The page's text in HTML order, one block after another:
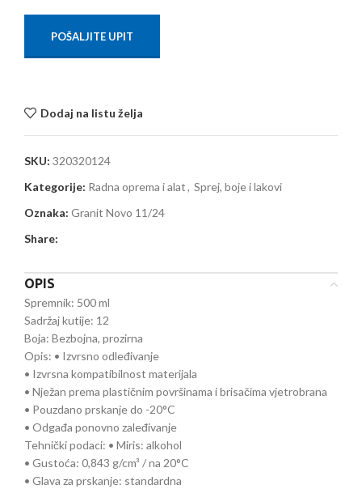
POŠALJITE UPIT
Dodaj na listu želja
SKU: 320320124
Kategorije: Radna oprema i alat, Sprej, boje i lakovi
Oznaka: Granit Novo 11/24
Share:
OPIS
Spremnik: 500 ml
Sadržaj kutije: 12
Boja: Bezbojna, prozirna
Opis: • Izvrsno odleđivanje
• Izvrsna kompatibilnost materijala
• Nježan prema plastičnim površinama i brisačima vjetrobrana
• Pouzdano prskanje do -20°C
• Odgađa ponovno zaleđivanje
Tehnički podaci: • Miris: alkohol
• Gustoća: 0,843 g/cm³ / na 20°C
• Glava za prskanje: standardna